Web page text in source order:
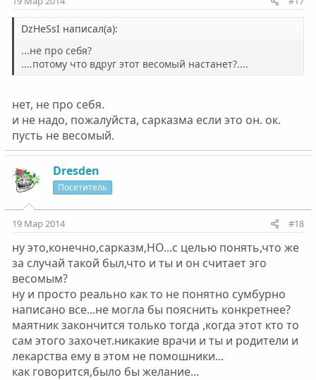
DzHeSsI написал(а):
...не про себя?
....потому что вдруг этот весомый настанет?....
нет, не про себя.
и не надо, пожалуйста, сарказма если это он. ок.
пусть не весомый.
Dresden
Посетитель
19 Мар 2014 #18
ну это,конечно,сарказм,НО...с целью понять,что же
за случай такой был,что и ты и он считает эго
весомым?
ну и просто реально как то не понятно сумбурно
написано все...не могла бы пояснить конкретнее?
маятник закончится только тогда ,когда этот кто то
сам этого захочет.никакие врачи и ты и родители и
лекарства ему в этом не помошники...
как говорится,было бы желание...